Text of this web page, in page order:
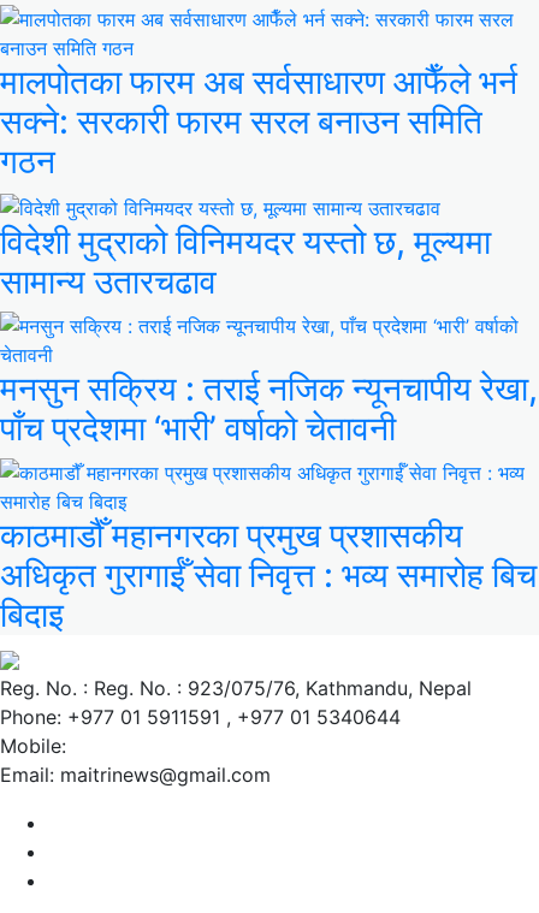
मालपोतका फारम अब सर्वसाधारण आफैँले भर्न
सक्ने: सरकारी फारम सरल बनाउन समिति
गठन
विदेशी मुद्राको विनिमयदर यस्तो छ, मूल्यमा
सामान्य उतारचढाव
मनसुन सक्रिय : तराई नजिक न्यूनचापीय रेखा,
पाँच प्रदेशमा ‘भारी’ वर्षाको चेतावनी
काठमाडौँ महानगरका प्रमुख प्रशासकीय
अधिकृत गुरागाईँ सेवा निवृत्त : भव्य समारोह बिच
बिदाइ
Reg. No. : Reg. No. : 923/075/76, Kathmandu, Nepal
Phone: +977 01 5911591 , +977 01 5340644
Mobile:
Email: maitrinews@gmail.com